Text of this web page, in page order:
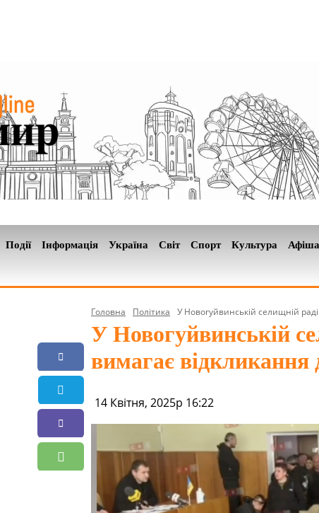
Події Інформація Україна Світ Спорт Культура Афіша
Головна Політика У Новогуйвинській селищній
У Новогуйвинській
вимагає відкликання
14 Квітня, 2025р 16:22